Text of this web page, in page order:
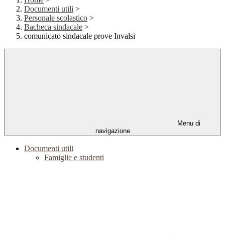
Documenti utili >
Personale scolastico >
Bacheca sindacale >
comunicato sindacale prove Invalsi
Menu di
navigazione
Documenti utili
Famiglie e studenti